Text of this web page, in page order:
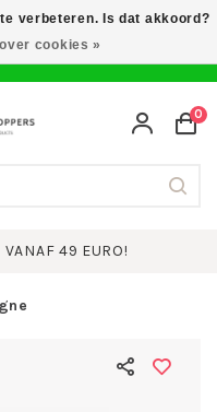
VANAF 49 EURO!
0
verbeteren. Is dat akkoord?
cookies »